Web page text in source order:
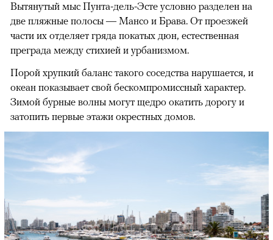
Вытянутый мыс Пунта-дель-Эсте условно разделен на
две пляжные полосы — Мансо и Брава. От проезжей
части их отделяет гряда покатых дюн, естественная
преграда между стихией и урбанизмом.
Порой хрупкий баланс такого соседства нарушается, и
океан показывает свой бескомпромиссный характер.
Зимой бурные волны могут щедро окатить дорогу и
затопить первые этажи окрестных домов.